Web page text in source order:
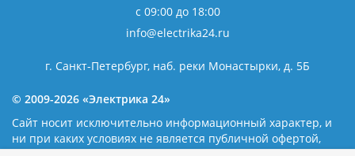
с 09:00 до 18:00
info@electrika24.ru
г. Санкт-Петербург, наб. реки Монастырки, д. 5Б
© 2009-2026 «Электрика 24»
Сайт носит исключительно информационный характер, и
ни при каких условиях не является публичной офертой,